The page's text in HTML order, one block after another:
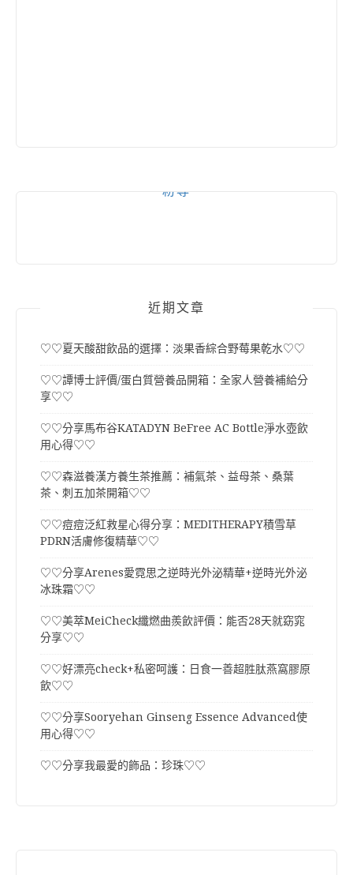
粉專
近期文章
♡♡夏天酸甜飲品的選擇：淡果香綜合野莓果乾水♡♡
♡♡譚博士評價/蛋白質營養品開箱：全家人營養補給分
享♡♡
♡♡分享馬布谷KATADYN BeFree AC Bottle淨水壺飲
用心得♡♡
♡♡森滋養漢方養生茶推薦：補氣茶、益母茶、桑葉
茶、刺五加茶開箱♡♡
♡♡痘痘泛紅救星心得分享：MEDITHERAPY積雪草
PDRN活膚修復精華♡♡
♡♡分享Arenes愛霓思之逆時光外泌精華+逆時光外泌
冰珠霜♡♡
♡♡美萃MeiCheck纖燃曲羨飲評價：能否28天就窈窕
分享♡♡
♡♡好漂亮check+私密呵護：日食一善超胜肽燕窩膠原
飲♡♡
♡♡分享Sooryehan Ginseng Essence Advanced使
用心得♡♡
♡♡分享我最愛的飾品：珍珠♡♡